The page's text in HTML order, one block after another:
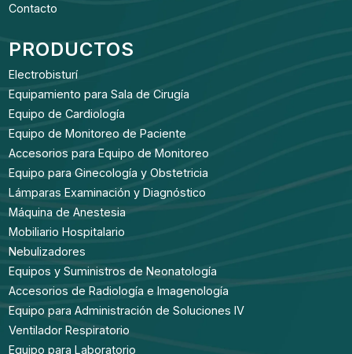
Contacto
PRODUCTOS
Electrobisturí
Equipamiento para Sala de Cirugía
Equipo de Cardiología
Equipo de Monitoreo de Paciente
Accesorios para Equipo de Monitoreo
Equipo para Ginecología y Obstetricia
Lámparas Examinación y Diagnóstico
Máquina de Anestesia
Mobiliario Hospitalario
Nebulizadores
Equipos y Suministros de Neonatología
Accesorios de Radiología e Imagenología
Equipo para Administración de Soluciones IV
Ventilador Respiratorio
Equipo para Laboratorio